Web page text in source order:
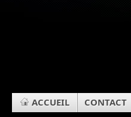
ACCUEIL CONTACT